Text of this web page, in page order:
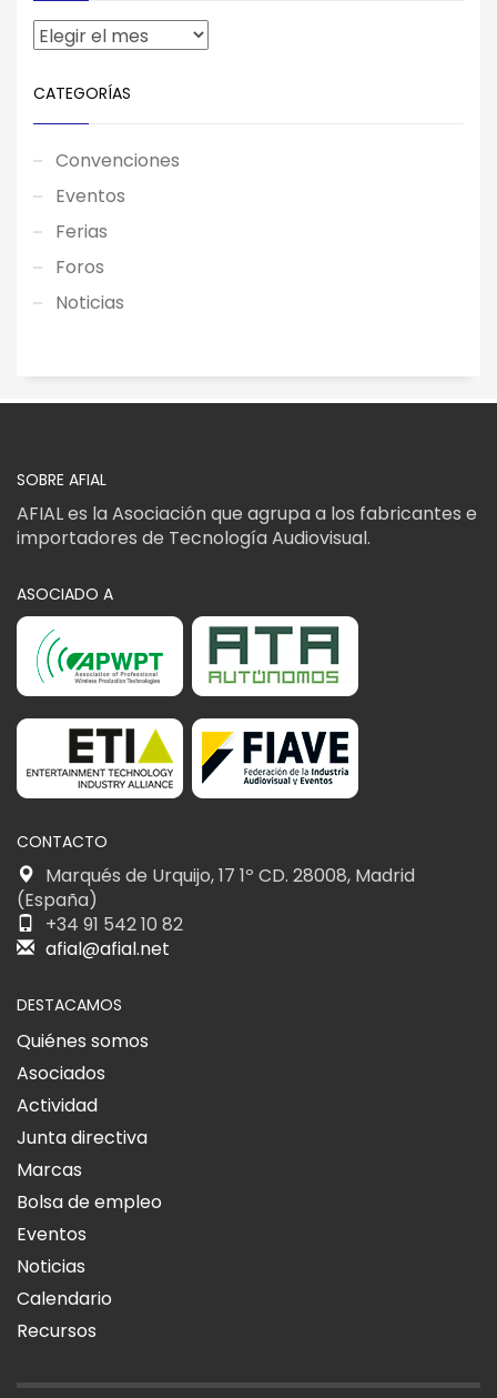
CATEGORÍAS
Convenciones
Eventos
Ferias
Foros
Noticias
SOBRE AFIAL
AFIAL es la Asociación que agrupa a los fabricantes e
importadores de Tecnología Audiovisual.
ASOCIADO A
CONTACTO
Marqués de Urquijo, 17 1º CD. 28008, Madrid
(España)
+34 91 542 10 82
afial@afial.net
DESTACAMOS
Quiénes somos
Asociados
Actividad
Junta directiva
Marcas
Bolsa de empleo
Eventos
Noticias
Calendario
Recursos